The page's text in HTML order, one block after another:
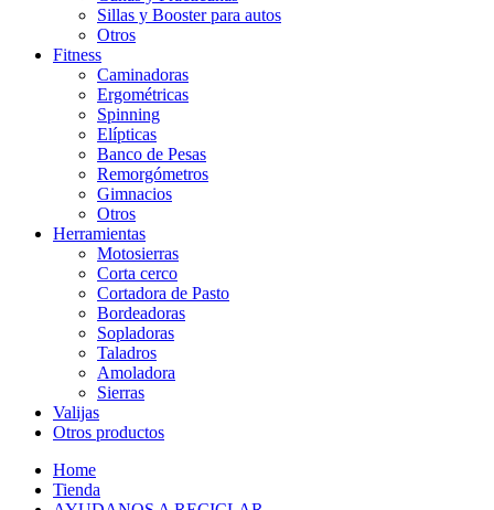
Sillas y Booster para autos
Otros
Fitness
Caminadoras
Ergométricas
Spinning
Elípticas
Banco de Pesas
Remorgómetros
Gimnacios
Otros
Herramientas
Motosierras
Corta cerco
Cortadora de Pasto
Bordeadoras
Sopladoras
Taladros
Amoladora
Sierras
Valijas
Otros productos
Home
Tienda